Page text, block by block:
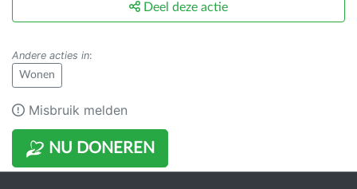
NU DONEREN
Deel deze actie
Andere acties in:
Wonen
Misbruik melden